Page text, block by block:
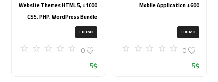
600+ Mobile Application
EDITMO
0
5$
1000+ Website Themes HTML 5,
CSS, PHP, WordPress Bundle
20240917T145511Z 001 (ZIP)
EDITMO
0
5$